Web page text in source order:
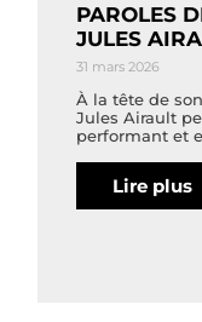
PAROLES
JULES
31 mars 2026
À la tête de
Jules Airault
performant et
Lire plus